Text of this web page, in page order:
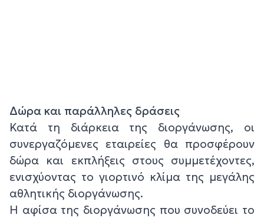
Δώρα και παράλληλες δράσεις
Κατά τη διάρκεια της διοργάνωσης, οι
συνεργαζόμενες εταιρείες θα προσφέρουν
δώρα και εκπλήξεις στους συμμετέχοντες,
ενισχύοντας το γιορτινό κλίμα της μεγάλης
αθλητικής διοργάνωσης.
Η αφίσα της διοργάνωσης που συνοδεύει το